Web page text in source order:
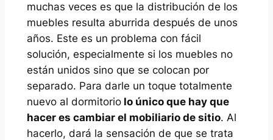
muchas veces es que la distribución de los
muebles resulta aburrida después de unos
años. Este es un problema con fácil
solución, especialmente si los muebles no
están unidos sino que se colocan por
separado. Para darle un toque totalmente
nuevo al dormitoriolo único que hay que
hacer es cambiar el mobiliario de sitio. Al
hacerlo, dará la sensación de que se trata